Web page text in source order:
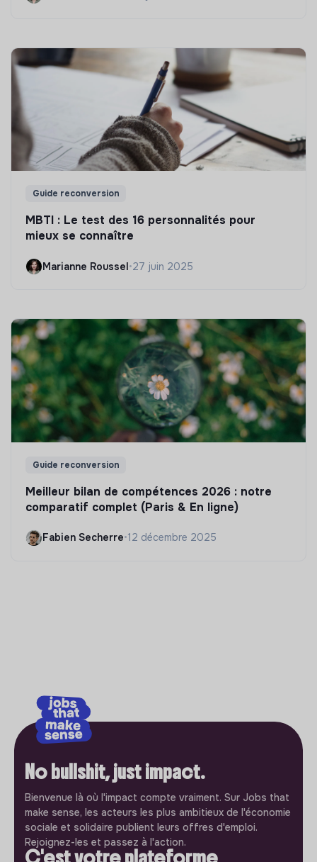
Guide reconversion
MBTI : Le test des 16 personnalités pour
mieux se connaître
Marianne Roussel•27 juin 2025
Guide reconversion
Meilleur bilan de compétences 2026 : notre
comparatif complet (Paris & En ligne)
Fabien Secherre•12 décembre 2025
No bullshit, just impact.
Bienvenue là où l'impact compte vraiment. Sur Jobs that
make sense, les acteurs les plus ambitieux de l'économie
sociale et solidaire publient leurs offres d'emploi.
Rejoignez-les et passez à l'action.